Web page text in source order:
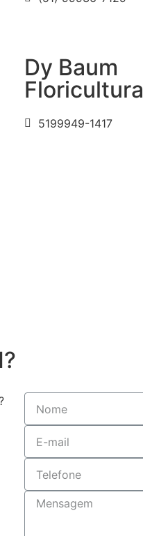
Dy Baum
Floricultura
5199949-1417